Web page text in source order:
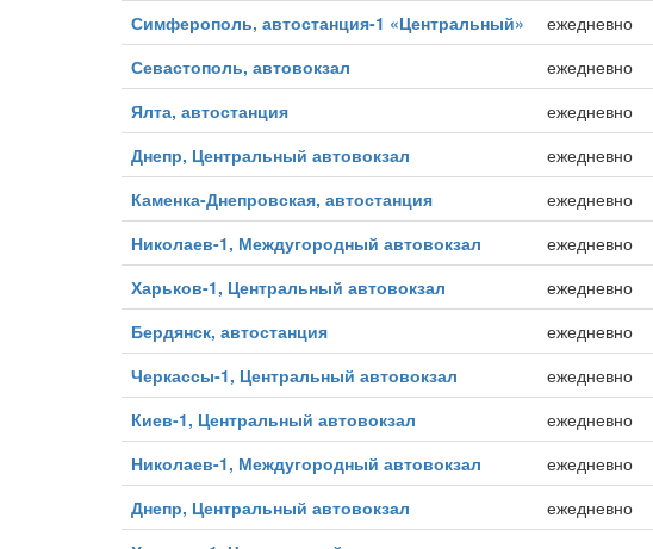
Симферополь, автостанция-1 «Центральный»
ежедневно
Севастополь, автовокзал
ежедневно
Ялта, автостанция
ежедневно
Днепр, Центральный автовокзал
ежедневно
Каменка-Днепровская, автостанция
ежедневно
Николаев-1, Междугородный автовокзал
ежедневно
Харьков-1, Центральный автовокзал
ежедневно
Бердянск, автостанция
ежедневно
Черкассы-1, Центральный автовокзал
ежедневно
Киев-1, Центральный автовокзал
ежедневно
Николаев-1, Междугородный автовокзал
ежедневно
Днепр, Центральный автовокзал
ежедневно